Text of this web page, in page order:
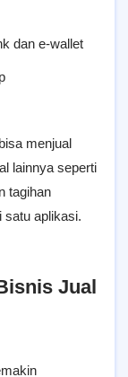
dan e-wallet
menjual
lainnya seperti
tagihan
satu aplikasi.
Jual